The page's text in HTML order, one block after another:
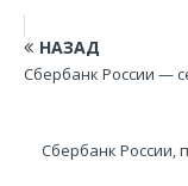
НАЗАД
Сбербанк России —
Сбербанк России,